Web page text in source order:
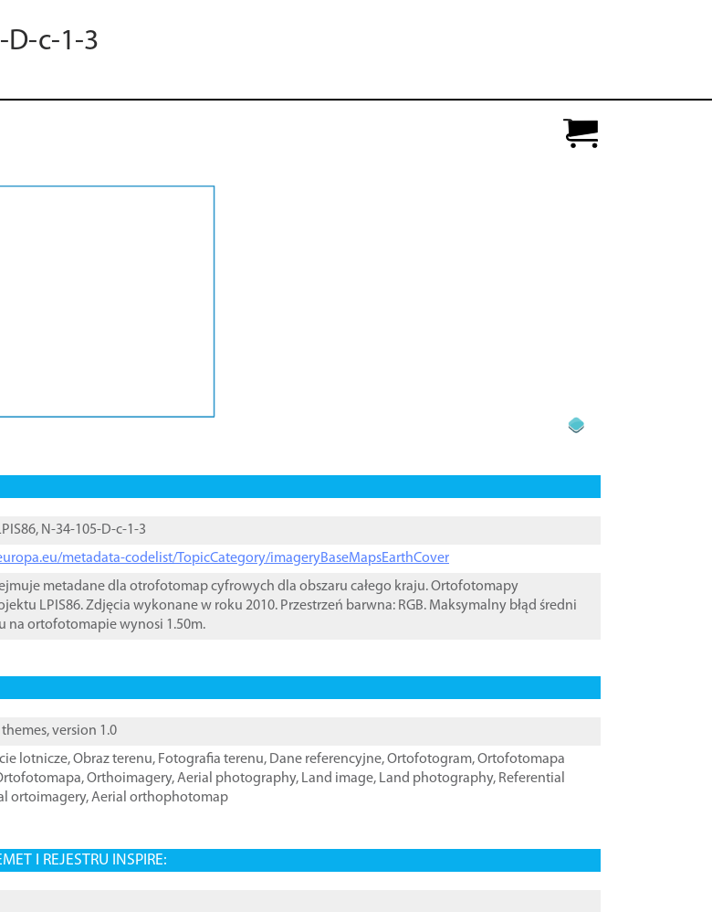
D-c-1-3
N-34-105-D-c-1-3
metadata-codelist/TopicCategory/imageryBaseMapsEarthCover
metadane dla otrofotomap cyfrowych dla obszaru całego kraju. Ortofotomapy
LPIS86. Zdjęcia wykonane w roku 2010. Przestrzeń barwna: RGB. Maksymalny błąd średni
na ortofotomapie wynosi 1.50m.
themes, version 1.0
lotnicze,Obraz terenu, Fotografia terenu, Dane referencyjne,Ortofotogram,Ortofotomapa
,Orthoimagery,Aerial photography, Land image, Land photography, Referential
ortoimagery,Aerial orthophotomap
I REJESTRU INSPIRE: